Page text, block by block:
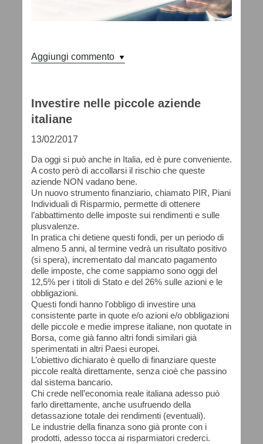
Aggiungi commento
Investire nelle piccole aziende
italiane
13/02/2017
Da oggi si può anche in Italia, ed è pure conveniente.
A costo però di accollarsi il rischio che queste
aziende NON vadano bene.
Un nuovo strumento finanziario, chiamato PIR, Piani
Individuali di Risparmio, permette di ottenere
l’abbattimento delle imposte sui rendimenti e sulle
plusvalenze.
In pratica chi detiene questi fondi, per un periodo di
almeno 5 anni, al termine vedrà un risultato positivo
(si spera), incrementato dal mancato pagamento
delle imposte, che come sappiamo sono oggi del
12,5% per i titoli di Stato e del 26% sulle azioni e le
obbligazioni.
Questi fondi hanno l’obbligo di investire una
consistente parte in quote e/o azioni e/o obbligazioni
delle piccole e medie imprese italiane, non quotate in
Borsa, come già fanno altri fondi similari già
sperimentati in altri Paesi europei.
L’obiettivo dichiarato è quello di finanziare queste
piccole realtà direttamente, senza cioè che passino
dal sistema bancario.
Chi crede nell’economia reale italiana adesso può
farlo direttamente, anche usufruendo della
detassazione totale dei rendimenti (eventuali).
Le industrie della finanza sono già pronte con i
prodotti, adesso tocca ai risparmiatori crederci.